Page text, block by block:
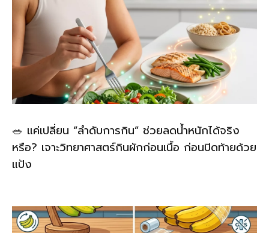
🥗 แค่เปลี่ยน “ลำดับการกิน” ช่วยลดน้ำหนักได้จริง
หรือ? เจาะวิทยาศาสตร์กินผักก่อนเนื้อ ก่อนปิดท้ายด้วย
แป้ง